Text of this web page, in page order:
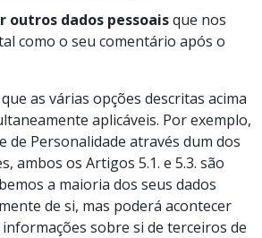
outros dados pessoaisque nos
como o seu comentário após o
as várias opções descritas acima
aplicáveis. Por exemplo,
de Personalidade através dum dos
ambos os Artigos 5.1. e 5.3. são
a maioria dos seus dados
de si, mas poderá acontecer
sobre si de terceiros de